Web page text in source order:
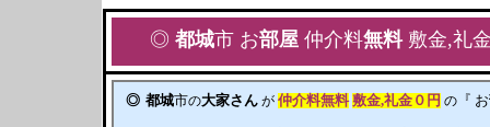
◎ 都城市 お部屋 仲介料無料敷金,礼
◎ 都城市の大家さん が 仲介料無料 敷金,礼金０円 の『 お